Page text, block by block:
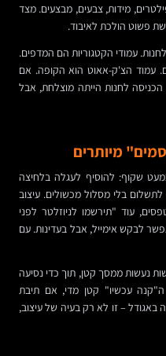
מידות, צבעים, מבצעים. מצד
פשוט הולכת לאיבוד.
עמודי הקטגוריות הם המדפים.
עמוד הצ'ק-אאוט הוא הקופה. אם
לחנות הייתה מוצלחת, אבל
מיותרים
שקוף: להוסיף לעגלה בלחיצה
בלי מסלול מכשולים. עיצוב
עוד "תירשמו לניוזלטר לפני
לבקש אימייל, אבל בעדינות. עם
נעשות ממסך קטן, תוך כדי נסיעה
עכשיו" קטן מדי, אם תיבת
– זו לא רק בעיה של עיצוב,